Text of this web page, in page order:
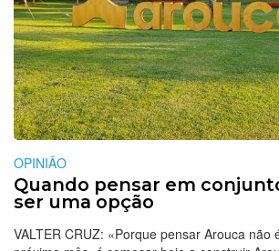
OPINIÃO
Quando pensar em
ser uma opção
VALTER CRUZ: «Porque pensar Arouca não